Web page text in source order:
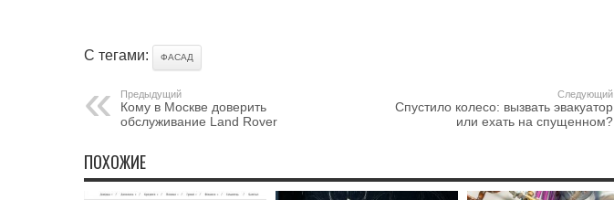
С тегами: ФАСАД
Предыдущий
Кому в Москве доверить
обслуживание Land Rover
Следующий
Спустило колесо: вызвать эвакуатор
или ехать на спущенном?
ПОХОЖИЕ